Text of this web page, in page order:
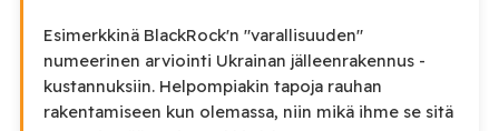
Esimerkkinä BlackRock'n "varallisuuden"
numeerinen arviointi Ukrainan jälleenrakennus -
kustannuksiin. Helpompiakin tapoja rauhan
rakentamiseen kun olemassa, niin mikä ihme se sitä